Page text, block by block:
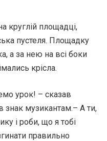
круглій площадці,
пустеля. Площадку
а за нею на всі боки
крісла.
урок! – сказав
знак музикантам.– А ти,
і роби, що я тобі
правильно